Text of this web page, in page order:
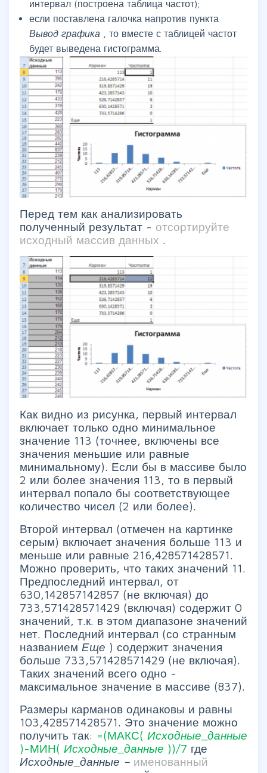
интервал (построена таблица частот);
если поставлена галочка напротив пункта
Вывод графика
, то вместе с таблицей частот
будет выведена гистограмма.
Перед тем как анализировать
полученный результат - отсортируйте
исходный массив данных .
Как видно из рисунка, первый интервал
включает только одно минимальное
значение 113 (точнее, включены все
значения меньшие или равные
минимальному). Если бы в массиве было
2 или более значения 113, то в первый
интервал попало бы соответствующее
количество чисел (2 или более).
Второй интервал (отмечен на картинке
серым) включает значения больше 113 и
меньше или равные 216,428571428571.
Можно проверить, что таких значений 11.
Предпоследний интервал, от
630,142857142857 (не включая) до
733,571428571429 (включая) содержит 0
значений, т.к. в этом диапазоне значений
нет. Последний интервал (со странным
названием Еще ) содержит значения
больше 733,571428571429 (не включая).
Таких значений всего одно -
максимальное значение в массиве (837).
Размеры карманов одинаковы и равны
103,428571428571. Это значение можно
получить так: =(МАКС( Исходные_данные
)-МИН( Исходные_данные ))/7 где
Исходные_данные – именованный